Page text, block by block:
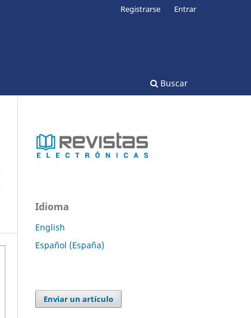
Buscar
Registrarse Entrar
Idioma
English
Español (España)
Enviar un artículo